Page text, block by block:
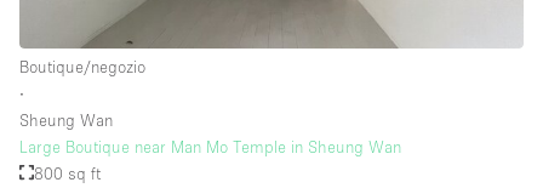
Boutique/negozio
∙
Sheung Wan
Large Boutique near Man Mo Temple in Sheung Wan
800 sq ft